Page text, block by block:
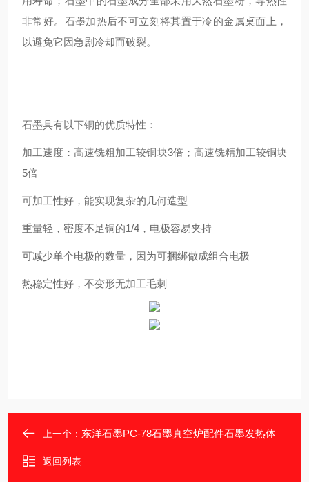
非常好。石墨加热后不可立刻将其置于冷的金属桌面上，
以避免它因急剧冷却而破裂。
石墨具有以下铜的优质特性：
加工速度：高速铣粗加工较铜块3倍；高速铣精加工较铜块
5倍
可加工性好，能实现复杂的几何造型
重量轻，密度不足铜的1/4，电极容易夹持
可减少单个电极的数量，因为可捆绑做成组合电极
热稳定性好，不变形无加工毛刺
上一个： 东洋石墨PC-78石墨真空炉配件石墨发热体
返回列表